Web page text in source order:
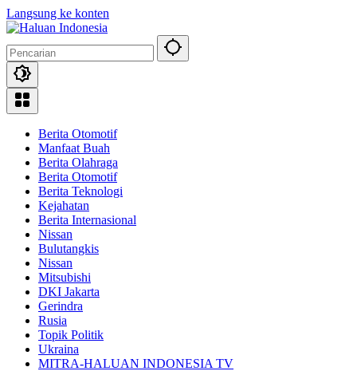
Langsung ke konten
Berita Otomotif
Manfaat Buah
Berita Olahraga
Berita Otomotif
Berita Teknologi
Kejahatan
Berita Internasional
Nissan
Bulutangkis
Nissan
Mitsubishi
DKI Jakarta
Gerindra
Rusia
Topik Politik
Ukraina
MITRA-HALUAN INDONESIA TV